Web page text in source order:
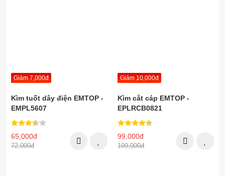
Giảm 7,000đ
Kìm tuốt dây điện EMTOP -
EMPL5607
65,000đ
72,000đ
Giảm 10,000đ
Kìm cắt cáp EMTOP -
EPLRCB0821
99,000đ
109,000đ